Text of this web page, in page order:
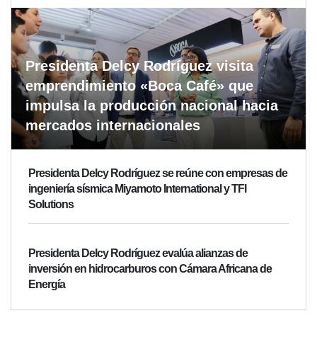
Presidenta Delcy Rodríguez visita
emprendimiento «Boca Café» que
impulsa la producción nacional hacia
mercados internacionales
Presidenta Delcy Rodríguez se reúne con empresas de
ingeniería sísmica Miyamoto International y TFI
Solutions
Presidenta Delcy Rodríguez evalúa alianzas de
inversión en hidrocarburos con Cámara Africana de
Energía